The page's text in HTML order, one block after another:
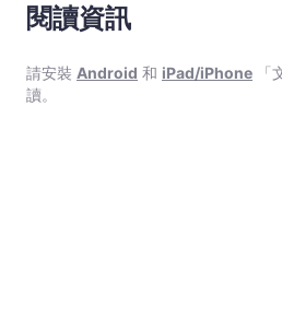
閱讀資訊
請安裝 Android 和 iPad/iPhone 「
讀。